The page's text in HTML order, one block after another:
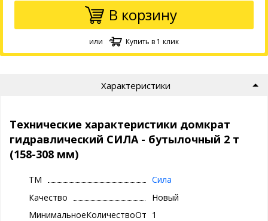
В корзину
или Купить в 1 клик
Характеристики
Технические характеристики домкрат
гидравлический СИЛА - бутылочный 2 т
(158-308 мм)
ТМ
Сила
Качество
Новый
МинимальноеКоличествоОтгрузки
1